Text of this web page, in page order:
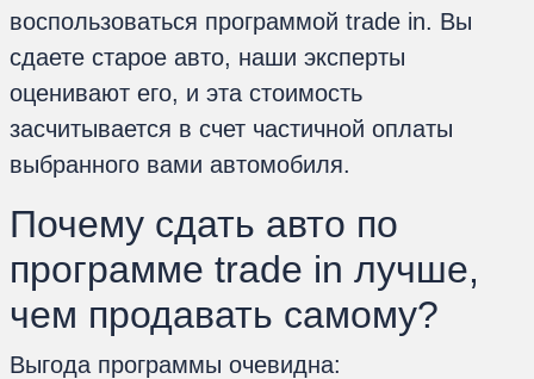
воспользоваться программой trade in. Вы
сдаете старое авто, наши эксперты
оценивают его, и эта стоимость
засчитывается в счет частичной оплаты
выбранного вами автомобиля.
Почему сдать авто по
программе trade in лучше,
чем продавать самому?
Выгода программы очевидна: